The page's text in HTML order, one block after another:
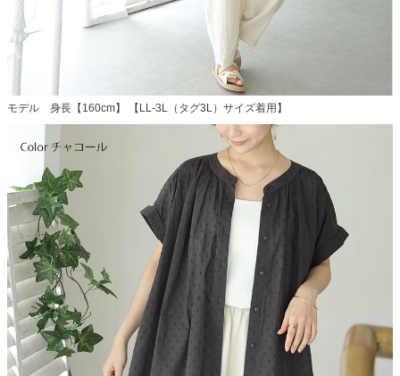
モデル 身長【160cm】 【LL-3L（タグ3L）サイズ着用】